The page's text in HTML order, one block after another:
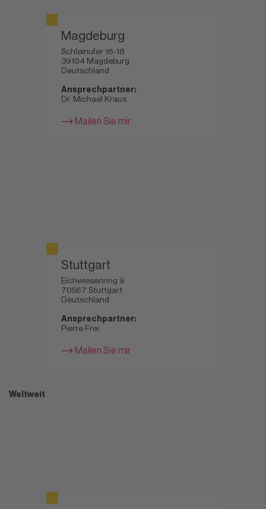
Magdeburg
Schleinufer 16-18
39104 Magdeburg
Deutschland
Ansprechpartner:
Dr. Michael Kraus
Mailen Sie mir
Stuttgart
Eichwiesenring 9
70567 Stuttgart
Deutschland
Ansprechpartner:
Pierre Frei
Mailen Sie mir
Weltweit